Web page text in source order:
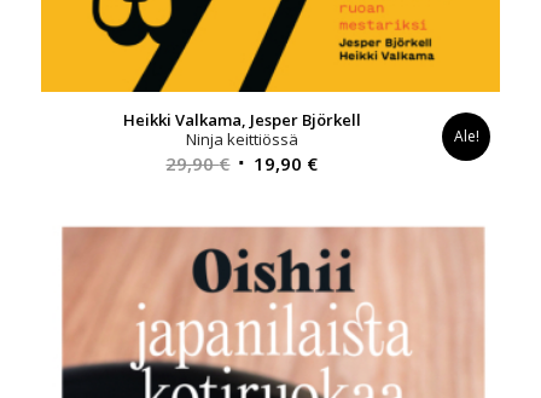
Heikki Valkama, Jesper Björkell
Ninja keittiössä
29,90€ Alkuperäinen
oli:
29,90 €.
19,90 €Nykyinen
on:
19,90 €.
Ale!